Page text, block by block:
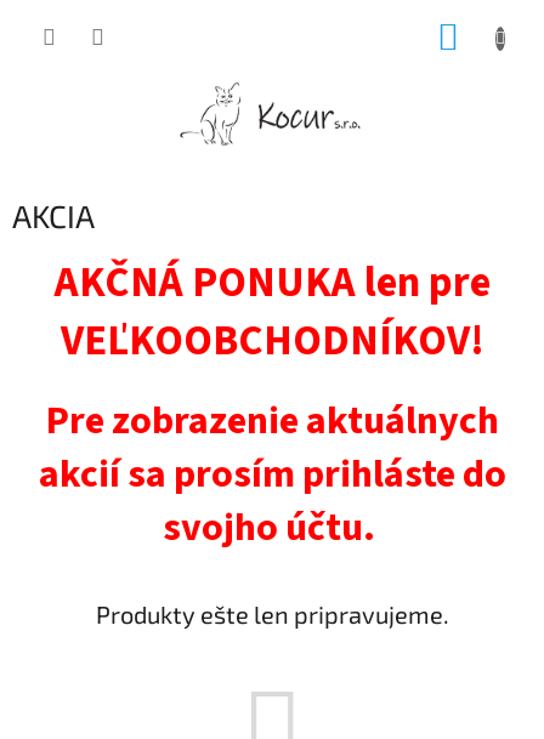
AKCIA
AKČNÁ PONUKA len pre
VEĽKOOBCHODNÍKOV!
Pre zobrazenie aktuálnych
akcií sa prosím prihláste do
svojho účtu.
Produkty ešte len pripravujeme.